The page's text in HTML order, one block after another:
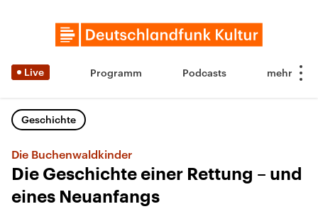
Live Programm Podcasts
Geschichte
Die Buchenwaldkinder
Die Geschichte einer Rettung – und
eines Neuanfangs